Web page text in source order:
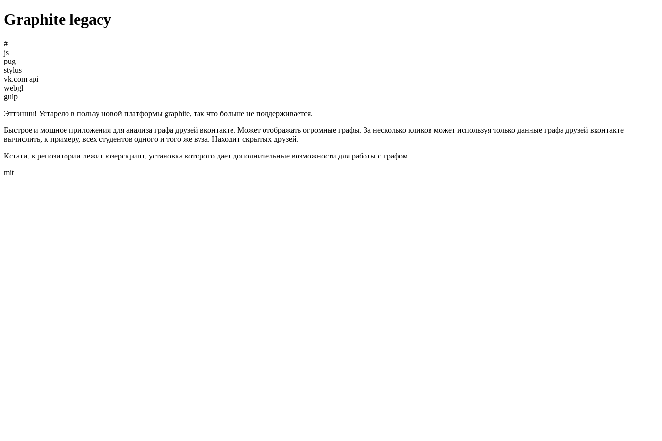
Graphite legacy
#
js
pug
stylus
vk.com api
webgl
gulp
Эттэншн! Устарело в пользу новой платформы graphite, так что больше не поддерживается.
Быстрое и мощное приложения для анализа графа друзей вконтакте. Может отображать огромные графы. За несколько кликов может используя только данные графа друзей вконтакте
вычислить, к примеру, всех студентов одного и того же вуза. Находит скрытых друзей.
Кстати, в репозитории лежит юзерскрипт, установка которого дает дополнительные возможности для работы с графом.
mit